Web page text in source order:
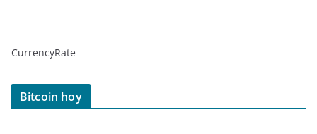
CurrencyRate
Bitcoin hoy